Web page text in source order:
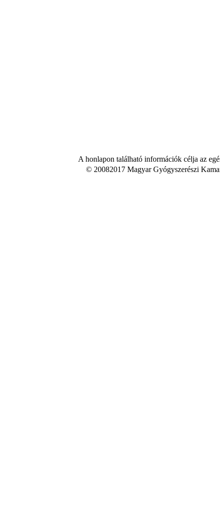
A honlapon található információk célja az
© 20082017 Magyar Gyógyszerészi